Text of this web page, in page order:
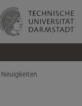
Neuigkeiten